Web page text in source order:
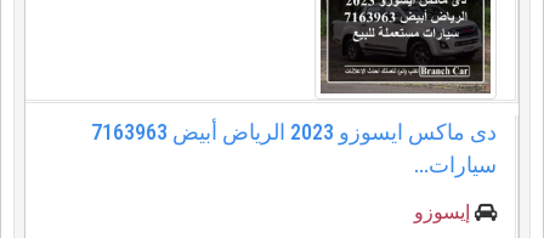
دى ماكس ايسوزو 2023 الرياض أبيض 7163963
سيارات...
إيسوزو